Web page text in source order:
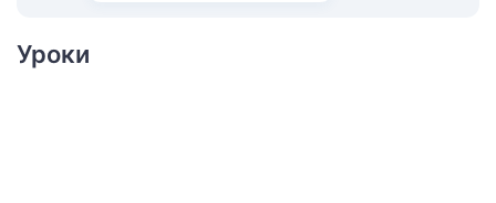
Уроки